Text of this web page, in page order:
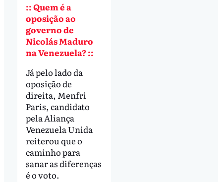
:: Quem é a
oposição ao
governo de
Nicolás Maduro
na Venezuela? ::
Já pelo lado da
oposição de
direita, Menfri
París, candidato
pela Aliança
Venezuela Unida
reiterou que o
caminho para
sanar as diferenças
é o voto.